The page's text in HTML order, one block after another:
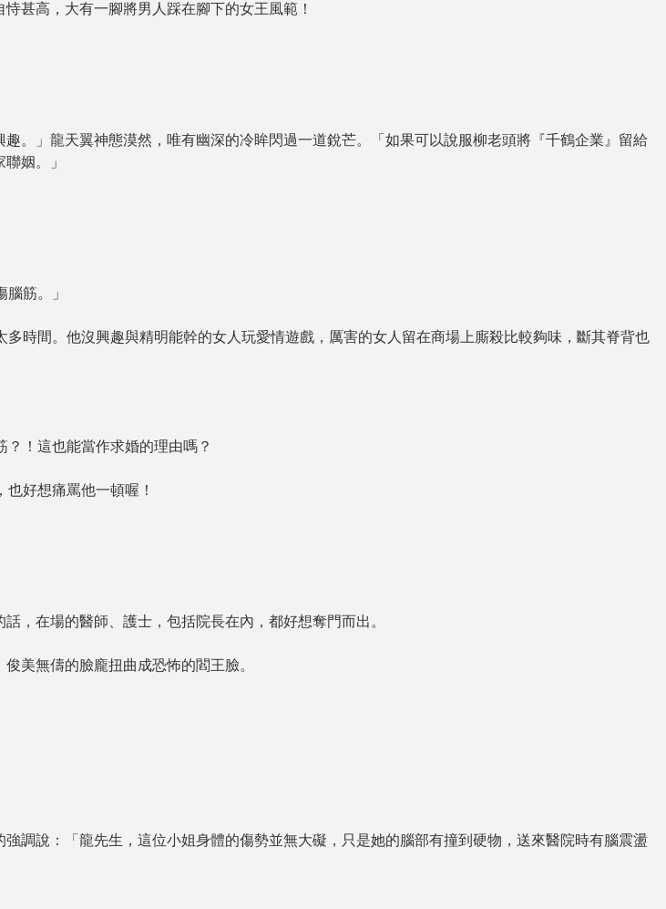
高，大有一腳將男人踩在腳下的女王風範！
」龍天翼神態漠然，唯有幽深的冷眸閃過一道銳芒。「如果可以說服柳老頭將『千鶴企業』留給
姻。」
筋。」
間。他沒興趣與精明能幹的女人玩愛情遊戲，厲害的女人留在商場上廝殺比較夠味，斷其脊背也
！這也能當作求婚的理由嗎？
好想痛罵他一頓喔！
在場的醫師、護士，包括院長在內，都好想奪門而出。
美無儔的臉龐扭曲成恐怖的閻王臉。
說：「龍先生，這位小姐身體的傷勢並無大礙，只是她的腦部有撞到硬物，送來醫院時有腦震盪